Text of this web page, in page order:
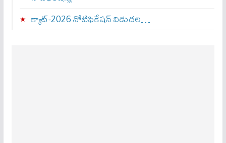
క్యాట్-2026 నోటిఫికేషన్ విడుదల…